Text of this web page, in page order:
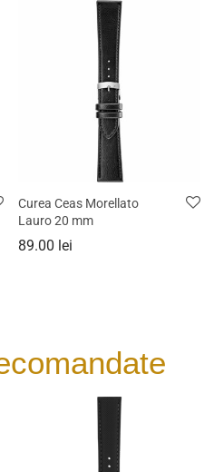
Curea Ceas Morellato
Lauro 20 mm
89.00 lei